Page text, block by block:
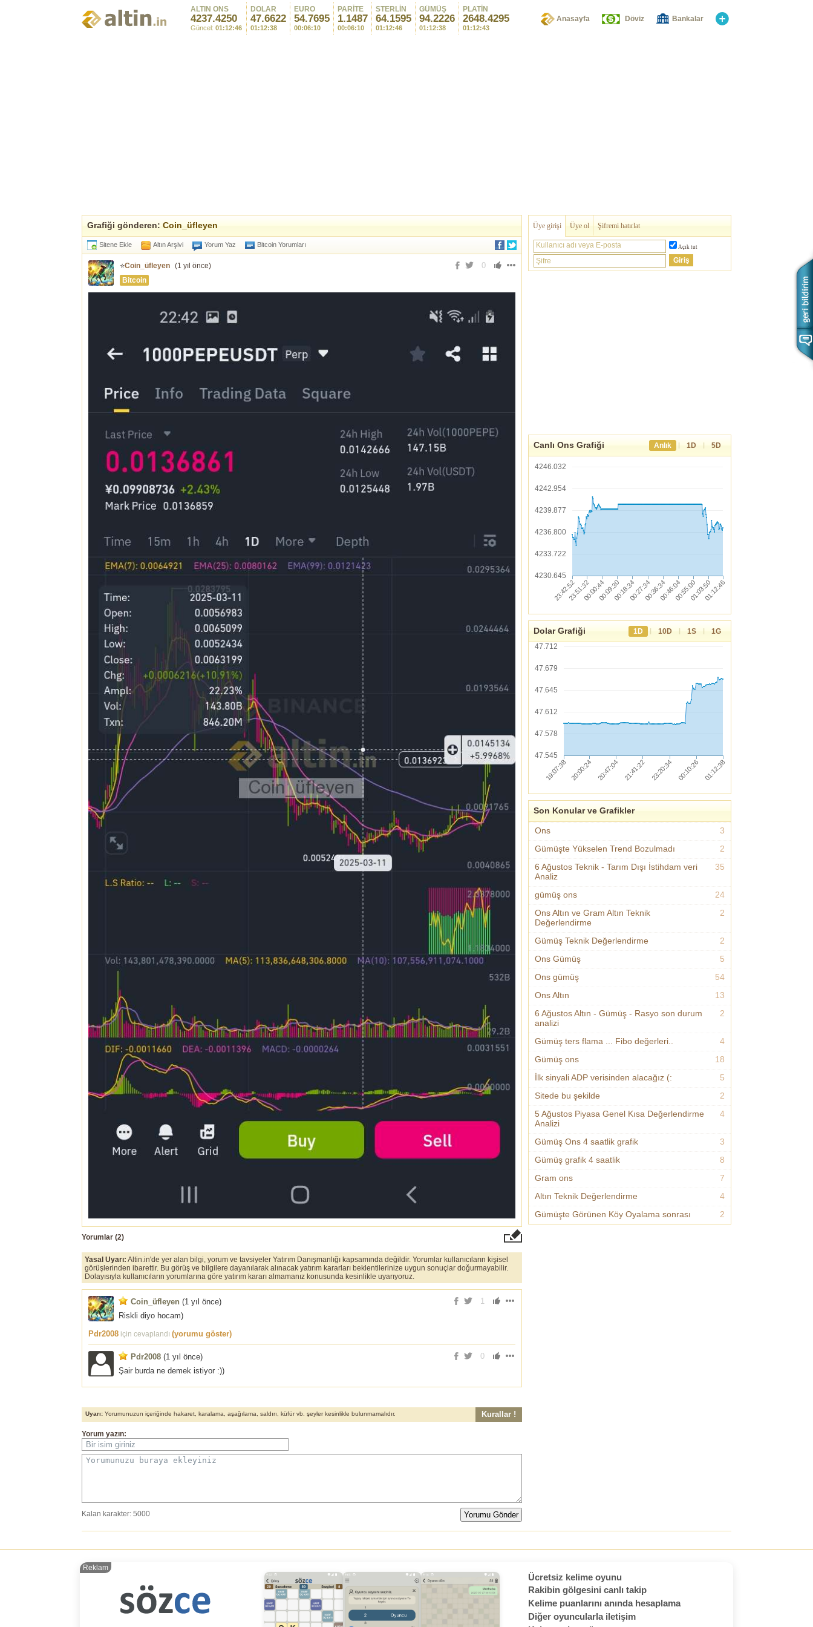
ALTIN ONS
4237.4250
Güncel: 01:12:46
DOLAR
47.6622
01:12:38
EURO
54.7695
00:06:10
PARİTE
1.1487
00:06:10
STERLİN
64.1595
01:12:46
GÜMÜŞ
94.2226
01:12:38
PLATİN
2648.4295
01:12:43
Anasayfa Döviz Bankalar
Grafiği gönderen: Coin_üfleyen
Sitene Ekle Altın Arşivi Yorum Yaz Bitcoin Yorumları
⭐Coin_üfleyen (1 yıl önce)
Bitcoin
0
Yorumlar (2)
Yasal Uyarı: Altin.in'de yer alan bilgi, yorum ve tavsiyeler Yatırım Danışmanlığı kapsamında değildir. Yorumlar kullanıcıların kişisel
görüşlerinden ibarettir. Bu görüş ve bilgilere dayanılarak alınacak yatırım kararları beklentilerinize uygun sonuçlar doğurmayabilir.
Dolayısıyla kullanıcıların yorumlarına göre yatırım kararı almamanız konusunda kesinlikle uyarıyoruz.
1
Coin_üfleyen (1 yıl önce)
Riskli diyo hocam)
Pdr2008 için cevaplandı (yorumu göster)
0
Pdr2008 (1 yıl önce)
Şair burda ne demek istiyor :))
Uyarı: Yorumunuzun içeriğinde hakaret, karalama, aşağılama, saldırı, küfür vb. şeyler kesinlikle bulunmamalıdır. Kurallar !
Yorum yazın:
Bir isim giriniz
Yorumunuzu buraya ekleyiniz
Kalan karakter: 5000
Üye girişi Üye ol Şifremi hatırlat
Kullanıcı adı veya E-posta Açık tut
Şifre
Canlı Ons Grafiği Anlık | 1D | 5D
4246.032
4242.954
4239.877
4236.800
4233.722
4230.645
Dolar Grafiği 1D | 10D | 1S |
1G
47.712
47.679
47.645
47.612
47.578
47.545
Son Konular ve Grafikler
Ons
3
Gümüşte Yükselen Trend Bozulmadı
2
6 Ağustos Teknik - Tarım Dışı İstihdam veri
Analiz
35
gümüş ons
24
Ons Altın ve Gram Altın Teknik
Değerlendirme
2
Gümüş Teknik Değerlendirme
2
Ons Gümüş
5
Ons gümüş
54
Ons Altın
13
6 Ağustos Altın - Gümüş - Rasyo son durum
analizi
2
Gümüş ters flama ... Fibo değerleri..
4
Gümüş ons
18
İlk sinyali ADP verisinden alacağız (:
5
Sitede bu şekilde
2
5 Ağustos Piyasa Genel Kısa Değerlendirme
Analizi
4
Gümüş Ons 4 saatlik grafik
3
Gümüş grafik 4 saatlik
8
Gram ons
7
Altın Teknik Değerlendirme
4
Gümüşte Görünen Köy Oyalama sonrası
2
Ücretsiz kelime oyunu
Rakibin gölgesini canlı takip
Kelime puanlarını anında hesaplama
Diğer oyuncularla iletişim
Reklam